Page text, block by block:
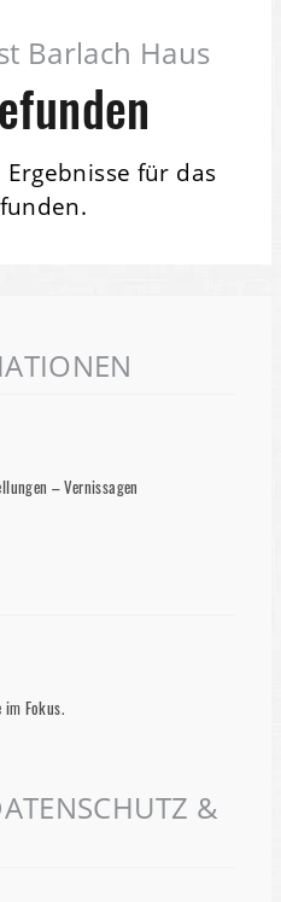
Barlach Haus
für das
– Vernissagen
Fokus.
&